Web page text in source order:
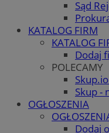
Sąd
KATALOG FIRM
KATALOG
Dodaj
POLECAMY
Skup -
OGŁOSZENIA
Dodaj